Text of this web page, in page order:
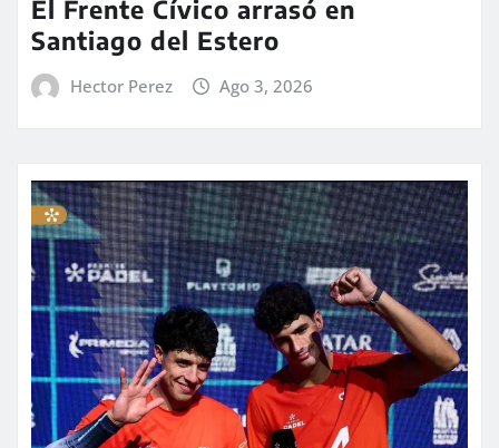
El Frente Cívico arrasó en
Santiago del Estero
Hector Perez Ago 3, 2026